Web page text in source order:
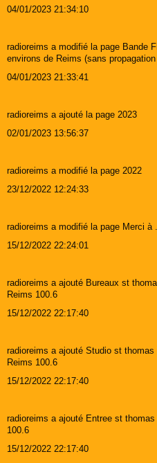
04/01/2023 21:34:10
radioreims a modifié la page Bande
environs de Reims (sans
04/01/2023 21:33:41
radioreims a ajouté la page 2023
02/01/2023 13:56:37
radioreims a modifié la page 2022
23/12/2022 12:24:33
radioreims a modifié la page Merci à
15/12/2022 22:24:01
radioreims a ajouté Bureaux st
Reims 100.6
15/12/2022 22:17:40
radioreims a ajouté Studio st
Reims 100.6
15/12/2022 22:17:40
radioreims a ajouté Entree st
100.6
15/12/2022 22:17:40